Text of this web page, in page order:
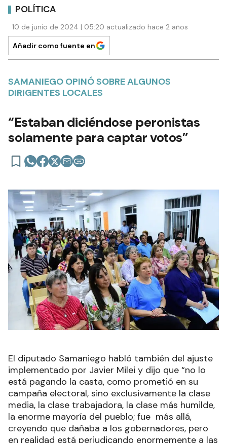
POLÍTICA
10 de junio de 2024 | 05:20 actualizado hace 2 años
Añadir como fuente en
SAMANIEGO OPINÓ SOBRE ALGUNOS
DIRIGENTES LOCALES
“Estaban diciéndose peronistas
solamente para captar votos”
El diputado Samaniego habló también del ajuste
implementado por Javier Milei y dijo que “no lo
está pagando la casta, como prometió en su
campaña electoral, sino exclusivamente la clase
media, la clase trabajadora, la clase más humilde,
la enorme mayoría del pueblo; fue más allá,
creyendo que dañaba a los gobernadores, pero
en realidad está perjudicando enormemente a las